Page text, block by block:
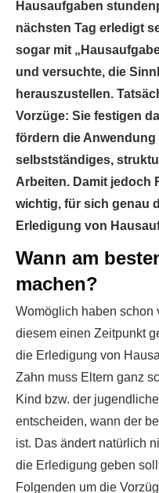
Hausaufgaben
nächsten Tag erledigt
sogar mit
und versuchte, die
herauszustellen.
Vorzüge: Sie festigen
fördern die
selbstständiges,
Arbeiten. Damit jedoch
wichtig, für sich genau
Erledigung von
Wann am
machen?
Womöglich haben schon
diesem einen Zeitpunkt
die Erledigung von
Zahn muss Eltern ganz
Kind bzw. der
entscheiden, wann der
ist. Das ändert natürlich
die Erledigung geben
Folgenden um die